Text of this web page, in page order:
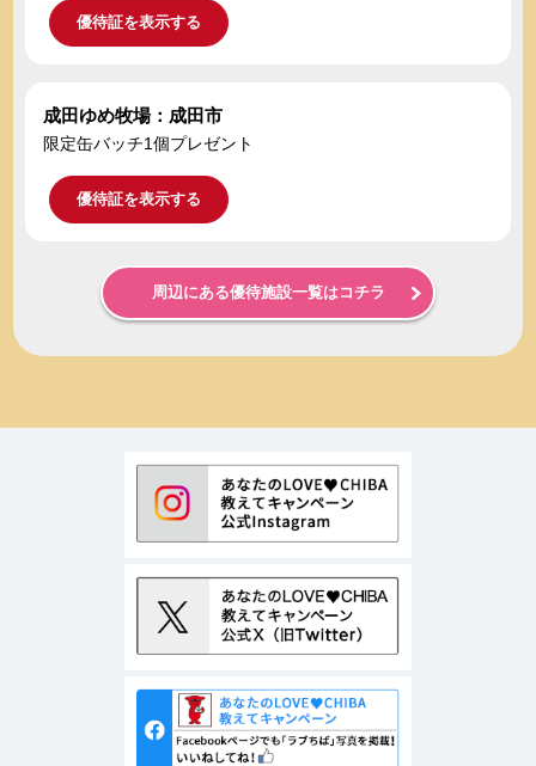
優待証を表示する
成田ゆめ牧場：成田市
限定缶バッチ1個プレゼント
優待証を表示する
周辺にある優待施設一覧はコチラ